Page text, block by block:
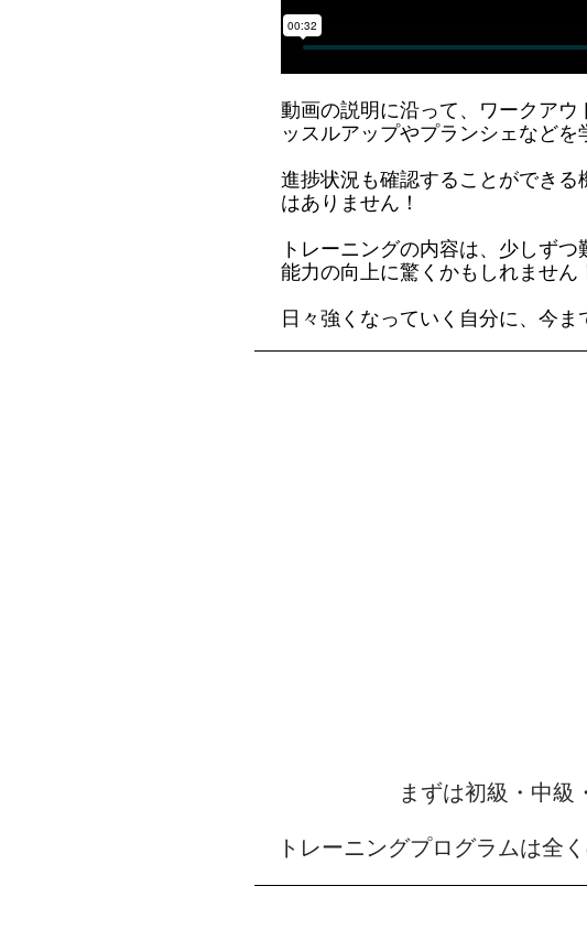
動画の説明に沿って、ワークア
ッスルアップやプランシェなどを
進捗状況も確認することができ
はありません！
トレーニングの内容は、少しず
能力の向上に驚くかもしれません
日々強くなっていく自分に、今
まずは初級・中級
トレーニングプログラムは全